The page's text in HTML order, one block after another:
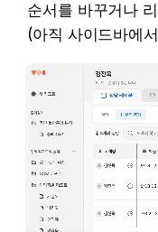
순서를 바꾸거나
(아직 사이드바에